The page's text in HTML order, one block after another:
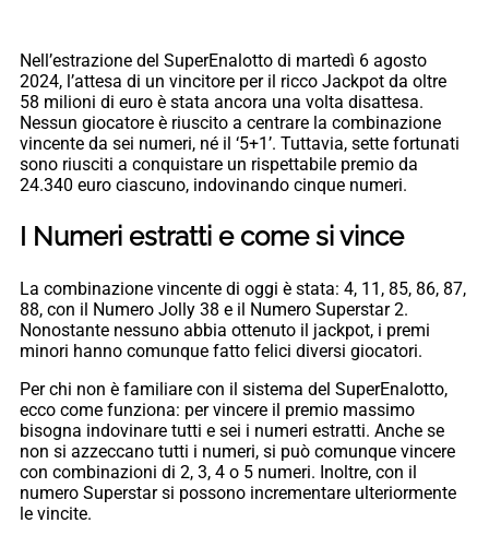
Nell’estrazione del SuperEnalotto di martedì 6 agosto
2024, l’attesa di un vincitore per il ricco Jackpot da oltre
58 milioni di euro è stata ancora una volta disattesa.
Nessun giocatore è riuscito a centrare la combinazione
vincente da sei numeri, né il ‘5+1’. Tuttavia, sette fortunati
sono riusciti a conquistare un rispettabile premio da
24.340 euro ciascuno, indovinando cinque numeri.
I Numeri estratti e come si vince
La combinazione vincente di oggi è stata: 4, 11, 85, 86, 87,
88, con il Numero Jolly 38 e il Numero Superstar 2.
Nonostante nessuno abbia ottenuto il jackpot, i premi
minori hanno comunque fatto felici diversi giocatori.
Per chi non è familiare con il sistema del SuperEnalotto,
ecco come funziona: per vincere il premio massimo
bisogna indovinare tutti e sei i numeri estratti. Anche se
non si azzeccano tutti i numeri, si può comunque vincere
con combinazioni di 2, 3, 4 o 5 numeri. Inoltre, con il
numero Superstar si possono incrementare ulteriormente
le vincite.